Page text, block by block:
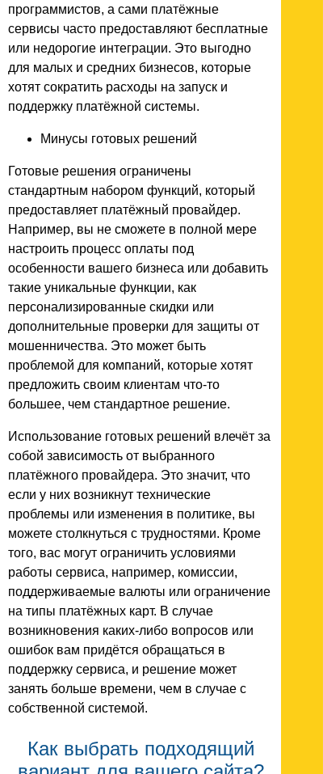
программистов, а сами платёжные
сервисы часто предоставляют бесплатные
или недорогие интеграции. Это выгодно
для малых и средних бизнесов, которые
хотят сократить расходы на запуск и
поддержку платёжной системы.
Минусы готовых решений
Готовые решения ограничены
стандартным набором функций, который
предоставляет платёжный провайдер.
Например, вы не сможете в полной мере
настроить процесс оплаты под
особенности вашего бизнеса или добавить
такие уникальные функции, как
персонализированные скидки или
дополнительные проверки для защиты от
мошенничества. Это может быть
проблемой для компаний, которые хотят
предложить своим клиентам что-то
большее, чем стандартное решение.
Использование готовых решений влечёт за
собой зависимость от выбранного
платёжного провайдера. Это значит, что
если у них возникнут технические
проблемы или изменения в политике, вы
можете столкнуться с трудностями. Кроме
того, вас могут ограничить условиями
работы сервиса, например, комиссии,
поддерживаемые валюты или ограничение
на типы платёжных карт. В случае
возникновения каких-либо вопросов или
ошибок вам придётся обращаться в
поддержку сервиса, и решение может
занять больше времени, чем в случае с
собственной системой.
Как выбрать подходящий